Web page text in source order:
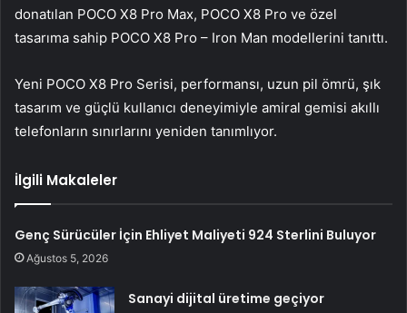
donatılan POCO X8 Pro Max, POCO X8 Pro ve özel
tasarıma sahip POCO X8 Pro – Iron Man modellerini tanıttı.
Yeni POCO X8 Pro Serisi, performansı, uzun pil ömrü, şık
tasarım ve güçlü kullanıcı deneyimiyle amiral gemisi akıllı
telefonların sınırlarını yeniden tanımlıyor.
İlgili Makaleler
Genç Sürücüler İçin Ehliyet Maliyeti 924 Sterlini Buluyor
Ağustos 5, 2026
Sanayi dijital üretime geçiyor